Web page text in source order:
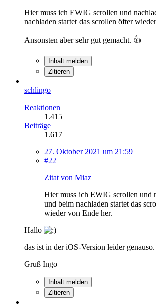
Hier muss ich EWIG scrollen und
nachladen startet das scrollen öfter
Ansonsten aber sehr gut gemacht. 👍
Inhalt melden
Zitieren
schlingo
Reaktionen
1.415
Beiträge
1.617
27. Oktober 2021 um 21:59
#22
Zitat von Miaz
Hier muss ich EWIG scrollen und
und beim nachladen startet das
wieder von Ende her.
Hallo
das ist in der iOS-Version leider genauso.
Gruß Ingo
Inhalt melden
Zitieren